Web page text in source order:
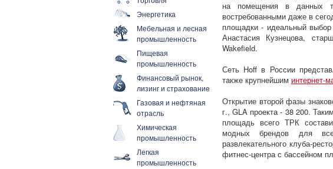
Энергетика
Мебельная и лесная
промышленность
Пищевая
промышленность
Финансовый рынок,
лизинг и страхование
Газовая и нефтяная
отрасль
Химическая
промышленность
Легкая
промышленность
на помещения в данных
востребованными даже в
площадки - идеальный выбор
Анастасия Кузнецова,
Wakefield.
Сеть Hoff в России
также крупнейшим интернет-
Открытие второй фазы
г., GLA проекта - 38 200.
площадь всего ТРК
модных брендов для
развлекательного клуба-
фитнес-центра с бассейном